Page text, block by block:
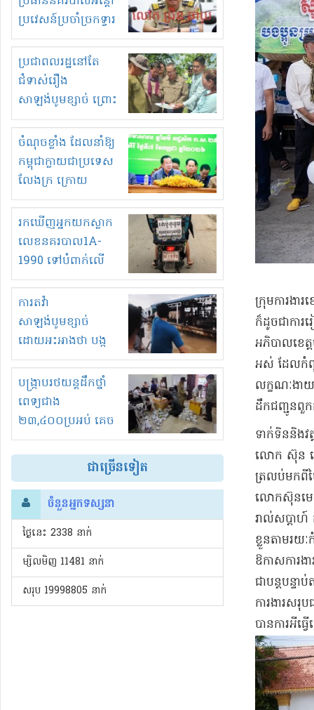
ប្រវេសន៍ប្រចាំច្រកទ្វារ
ព្រំដែនភ្នំឌិន និងឈ្មួញ
មួយចំនួនទៀត
កំពង់តែគុបគិតគ្នា
ធ្វើសកម្មភាពរកស៊ីនិង
ស្តុកទំនិញគេចពន្ធ?
ប្រជាពលរដ្ឋនៅតែ
ជំទាស់រឿង
សាឡង់បូមខ្សាច់ ព្រោះ
ខ្លាចបាក់ច្រាំងទៀត!
ចំណុចខ្លាំង ដែលនាំឱ្យ
កម្ពុជាក្លាយជាប្រទេស
លែងក្រ ក្រោយ
ឆ្នាំ២០៣០
រកឃើញអ្នកយកស្លាក
លេខនគរបាល1A-
1990 ទៅបំពាក់លើ
ម៉ូតូរបស់ខ្លួន ដាកផ្លាក
រត់ឌុបហើយ
ការតវ៉ា
សាឡង់បូមខ្សាច់
ដោយអះអាងថា បង្ក
បាក់ច្រាំងទន្លេ និង
រំខានទាំងយប់ទាំងថ្ងៃ
បង្ក្រាបរថយន្តដឹកថ្នាំ
ពេទ្យជាង
២៣,៤០០ប្រអប់ គេច
ពន្ធនិងអត់ច្បាប់នាំ
ចូល!?
ជាច្រើនទៀត
ចំនួនអ្នកទស្សនា
ថ្ងៃនេះ​ 2338 នាក់
ម្សិលមិញ 11481 នាក់
សរុប 19998805 នាក់
ក្រុមការងា
ក៏ដូចជា​កា
អភិបាលខេត្
អស់ ដែល​កំពុង​
លក្ខណៈ​ងា
ដឹកជញ្ជូន​ពួ
ទាក់ទិន​និង​វ
លោក ស៊ុន មេ
ត្រលប់​មកពី​
លោក​ស៊ុន​មេស
រាល់​សប្តាហ៍
ខ្លួន​តាម​រ
ឱកាស​ការ
ជា​បន្តបន្ទ
ការងារ​ស​រុ​
បានការ​អី​ធ្